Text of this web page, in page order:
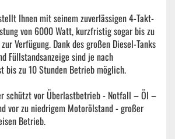
Ihnen mit seinem zuverlässigen 4-Takt-
von 6000 Watt, kurzfristig sogar bis zu
Verfügung. Dank des großen Diesel-Tanks
Füllstandsanzeige sind je nach
bis zu 10 Stunden Betrieb möglich.
schützt vor Überlastbetrieb - Notfall – Öl –
vor zu niedrigem Motorölstand - großer
Betrieb.